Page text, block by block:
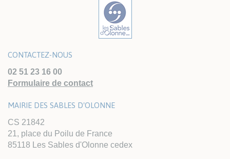
CONTACTEZ-NOUS
02 51 23 16 00
Formulaire de contact
MAIRIE DES SABLES D'OLONNE
CS 21842
21, place du Poilu de France
85118 Les Sables d'Olonne cedex